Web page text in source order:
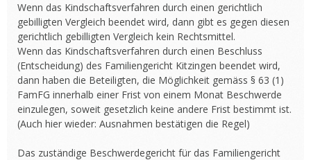
Wenn das Kindschaftsverfahren durch einen gerichtlich
gebilligten Vergleich beendet wird, dann gibt es gegen diesen
gerichtlich gebilligten Vergleich kein Rechtsmittel.
Wenn das Kindschaftsverfahren durch einen Beschluss
(Entscheidung) des Familiengericht Kitzingen beendet wird,
dann haben die Beteiligten, die Möglichkeit gemäss § 63 (1)
FamFG innerhalb einer Frist von einem Monat Beschwerde
einzulegen, soweit gesetzlich keine andere Frist bestimmt ist.
(Auch hier wieder: Ausnahmen bestätigen die Regel)
Das zuständige Beschwerdegericht für das Familiengericht